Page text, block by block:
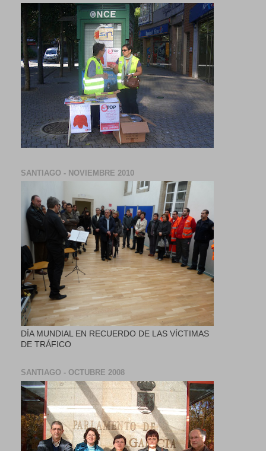
SANTIAGO - NOVIEMBRE 2010
DÍA MUNDIAL EN RECUERDO DE LAS VÍCTIMAS
DE TRÁFICO
SANTIAGO - OCTUBRE 2008